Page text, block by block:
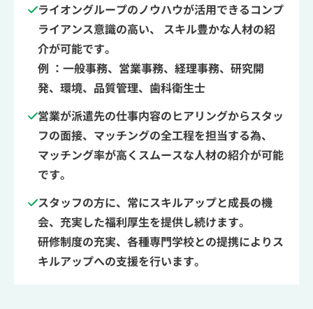
ライオングループのノウハウが活用できるコンプ
ライアンス意識の高い、 スキル豊かな人材の紹
介が可能です。
例 ：一般事務、営業事務、経理事務、研究開
発、環境、品質管理、歯科衛生士
営業が派遣先の仕事内容のヒアリングからスタッ
フの面接、マッチングの全工程を担当する為、
マッチング率が高くスムースな人材の紹介が可能
です。
スタッフの方に、常にスキルアップと成長の機
会、充実した福利厚生を提供し続けます。
研修制度の充実、各種専門学校との提携によりス
キルアップへの支援を行います。